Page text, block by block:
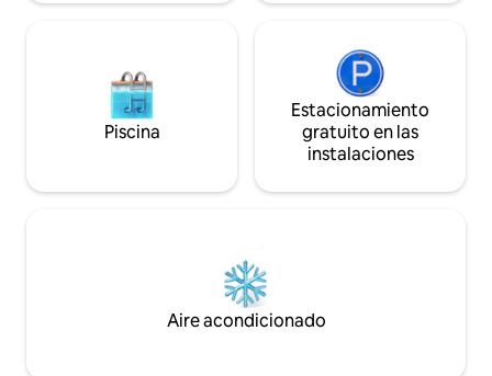
Piscina
Estacionamiento
gratuito en las
instalaciones
Aire acondicionado